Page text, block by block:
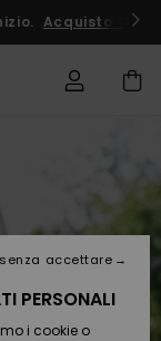
Acquista Ora
PERSONALI
i cookie o
accettare